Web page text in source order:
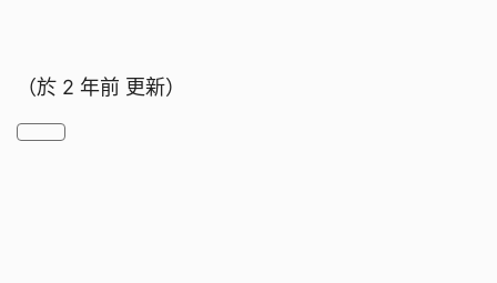
（於 2 年前 更新）